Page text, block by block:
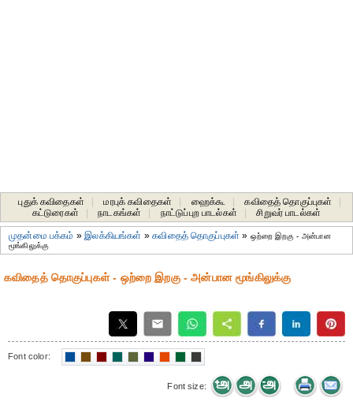
புதுக் கவிதைகள் மரபுக் கவிதைகள் ஹைக்கூ கவிதைத் தொகுப்புகள்
கட்டுரைகள்
நாடகங்கள் நாட்டுப்புற பாடல்கள் சிறுவர் பாடல்கள்
முதன்மை பக்கம் »இலக்கியங்கள் »கவிதைத் தொகுப்புகள் » ஒற்றை இறகு - அன்பான
மூங்கிலுக்கு
கவிதைத் தொகுப்புகள் - ஒற்றை இறகு - அன்பான மூங்கிலுக்கு
Font color:
Font size: